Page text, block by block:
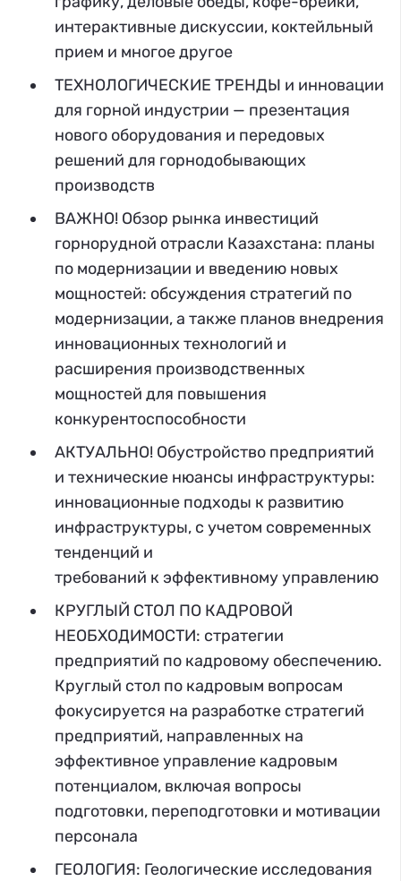
интерактивные дискуссии, коктейльный
прием и многое другое
ТЕХНОЛОГИЧЕСКИЕ ТРЕНДЫ и инновации
для горной индустрии — презентация
нового оборудования и передовых
решений для горнодобывающих
производств
ВАЖНО! Обзор рынка инвестиций
горнорудной отрасли Казахстана: планы
по модернизации и введению новых
мощностей: обсуждения стратегий по
модернизации, а также планов внедрения
инновационных технологий и
расширения производственных
мощностей для повышения
конкурентоспособности
АКТУАЛЬНО! Обустройство предприятий
и технические нюансы инфраструктуры:
инновационные подходы к развитию
инфраструктуры, с учетом современных
тенденций и
требований к эффективному управлению
КРУГЛЫЙ СТОЛ ПО КАДРОВОЙ
НЕОБХОДИМОСТИ: стратегии
предприятий по кадровому обеспечению.
Круглый стол по кадровым вопросам
фокусируется на разработке стратегий
предприятий, направленных на
эффективное управление кадровым
потенциалом, включая вопросы
подготовки, переподготовки и мотивации
персонала
ГЕОЛОГИЯ: Геологические исследования